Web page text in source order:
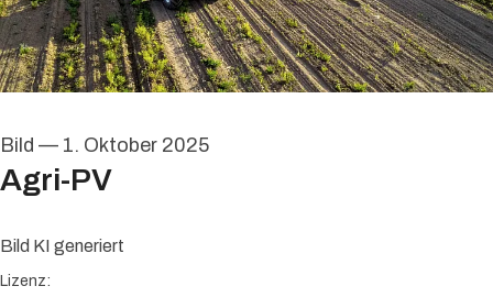
Bild — 1. Oktober 2025
Agri-PV
Bild KI generiert
Zurich
Lizenz: